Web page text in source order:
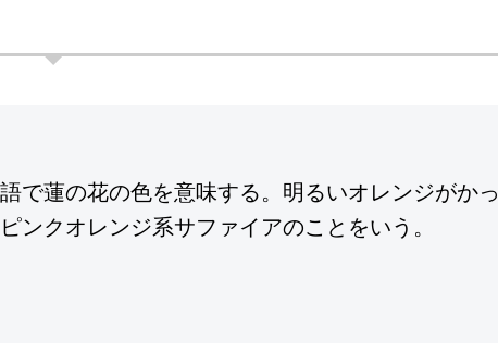
で蓮の花の色を意味する。明るいオレンジがかっ
ンクオレンジ系サファイアのことをいう。